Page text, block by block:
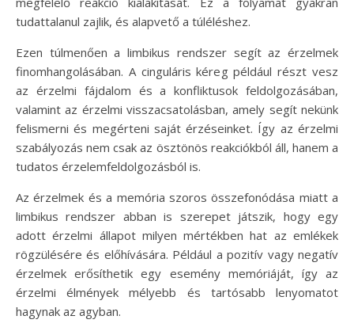
tudattalanul zajlik, és alapvető a túléléshez.
Ezen túlmenően a limbikus rendszer segít az érzelmek
finomhangolásában. A cinguláris kéreg például részt vesz
az érzelmi fájdalom és a konfliktusok feldolgozásában,
valamint az érzelmi visszacsatolásban, amely segít nekünk
felismerni és megérteni saját érzéseinket. Így az érzelmi
szabályozás nem csak az ösztönös reakciókból áll, hanem a
tudatos érzelemfeldolgozásból is.
Az érzelmek és a memória szoros összefonódása miatt a
limbikus rendszer abban is szerepet játszik, hogy egy
adott érzelmi állapot milyen mértékben hat az emlékek
rögzülésére és előhívására. Például a pozitív vagy negatív
érzelmek erősíthetik egy esemény memóriáját, így az
érzelmi élmények mélyebb és tartósabb lenyomatot
hagynak az agyban.